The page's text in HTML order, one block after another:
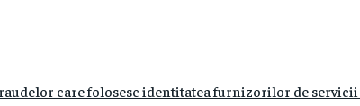
care folosesc identitatea furnizorilor de servicii